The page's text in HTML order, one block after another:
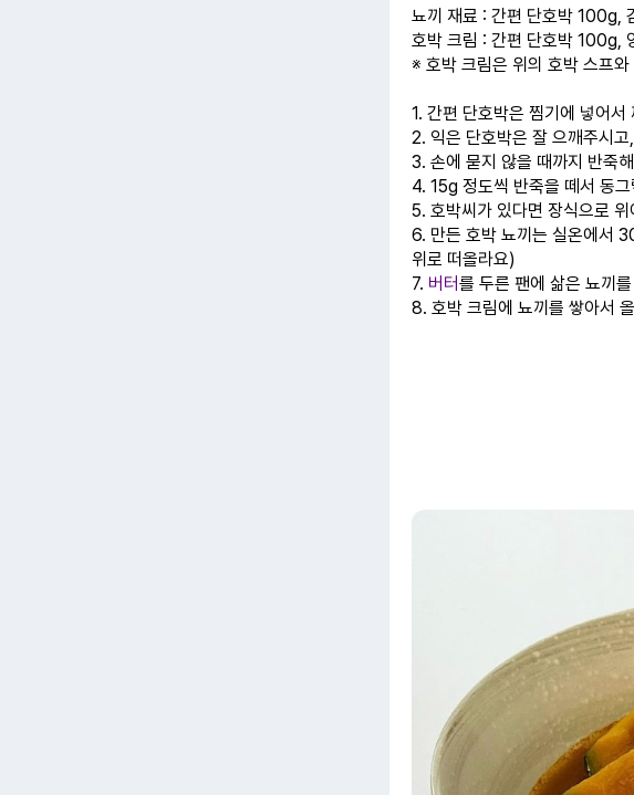
뇨끼 재료 : 간편 단호박
호박 크림 : 간편 단호박 100g,
※ 호박 크림은 위의 호박 스프와
1. 간편 단호박은 찜기에 넣어
2. 익은 단호박은 잘 으깨주시고,
3. 손에 묻지 않을 때까지 반죽
4. 15g 정도씩 반죽을 떼서 동
5. 호박씨가 있다면 장식으로
6. 만든 호박 뇨끼는 실온에서
위로 떠올라요)
7. 버터를 두른 팬에 삶은 뇨끼
8. 호박 크림에 뇨끼를 쌓아서